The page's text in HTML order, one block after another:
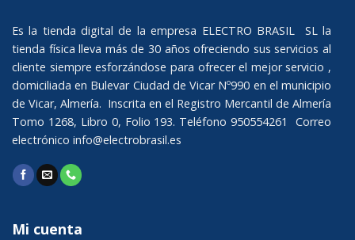
Es la tienda digital de la empresa ELECTRO BRASIL SL la
tienda física lleva más de 30 años ofreciendo sus servicios al
cliente siempre esforzándose para ofrecer el mejor servicio ,
domiciliada en Bulevar Ciudad de Vicar Nº990 en el municipio
de Vicar, Almería. Inscrita en el Registro Mercantil de Almería
Tomo 1268, Libro 0, Folio 193. Teléfono 950554261 Correo
electrónico info@electrobrasil.es
Mi cuenta